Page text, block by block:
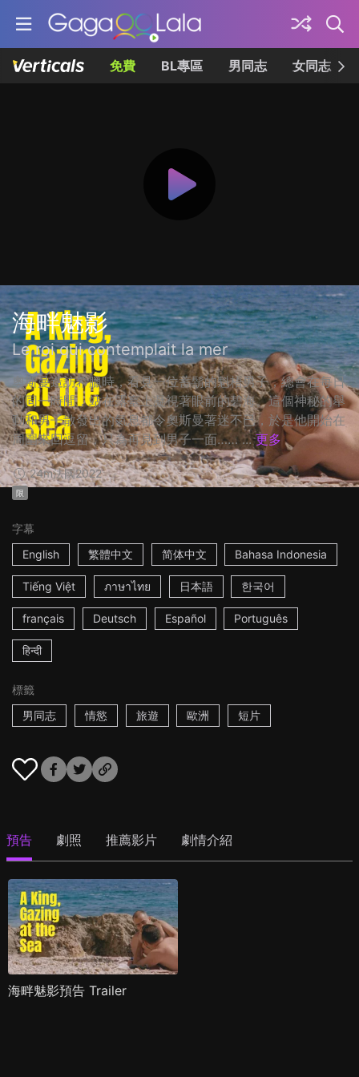
免費 BL專區 男同志 女同志
海畔魅影
Le roi qui contemplait la mer
奧斯曼造訪希臘時，看見一位蓄鬍的魁梧男子，總會在每日
的同一時間，站在露臺上凝視著眼前的碧海。這個神秘的舉
動和男子散發出的氣息都令奧斯曼著迷不已，於是他開始在
周圍來回逗留，只為再見到男子一面…… ... 更多
24m法國2022
限
字幕
English
繁體中文 简体中文 Bahasa Indonesia
Tiếng Việt ภาษาไทย 日本語 한국어
français Deutsch Español Português
हिन्दी
標籤
男同志
情慾 旅遊 歐洲 短片
預告 劇照 推薦影片 劇情介紹
海畔魅影預告 Trailer